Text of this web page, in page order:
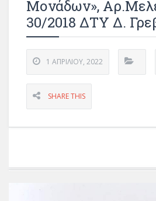
Μονάδων»,
30/2018 ΔΤΥ Δ.
1 ΑΠΡΙΛΊΟΥ, 2022
SHARE THIS